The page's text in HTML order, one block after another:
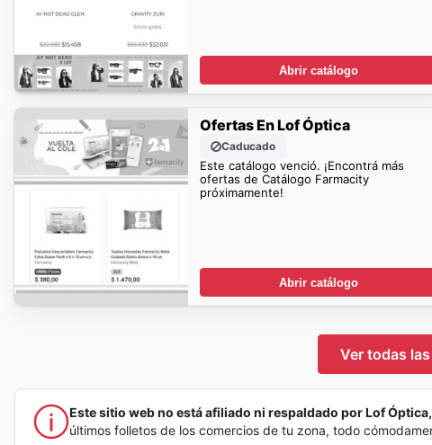
Abrir catálogo
Ofertas En Lof Óptica
Caducado
Este catálogo venció. ¡Encontrá más
ofertas de Catálogo Farmacity
próximamente!
Abrir catálogo
Ver todas
Este sitio web no está afiliado ni respaldado por Lof
últimos folletos de los comercios de tu zona, todo